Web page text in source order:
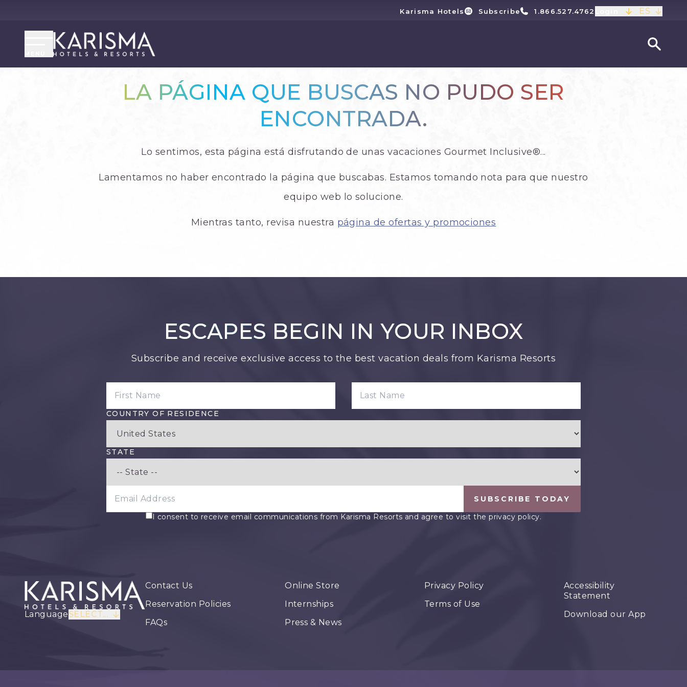
Karisma Hotels Subscribe 1.866.527.4762 ES
LA PÁGINA QUE BUSCAS NO PUDO SER
ENCONTRADA.
Lo sentimos, esta página está disfrutando de unas vacaciones Gourmet Inclusive®...
Lamentamos no haber encontrado la página que buscabas. Estamos tomando nota para que nuestro
equipo web lo solucione.
Mientras tanto, revisa nuestra página de ofertas y promociones
ESCAPES BEGIN IN YOUR INBOX
Subscribe and receive exclusive access to the best vacation deals from Karisma Resorts
COUNTRY OF RESIDENCE
STATE
SUBSCRIBE TODAY
I consent to receive email communications from Karisma Resorts and agree to visit the privacy policy.
LanguageSELECT...
Contact Us
Reservation Policies
FAQs
Online Store
Internships
Press & News
Privacy Policy
Terms of Use
Accessibility
Statement
Download our App